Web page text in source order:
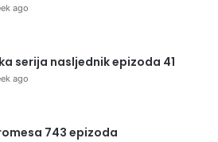
ago
serija nasljednik epizoda 41
ago
743 epizoda